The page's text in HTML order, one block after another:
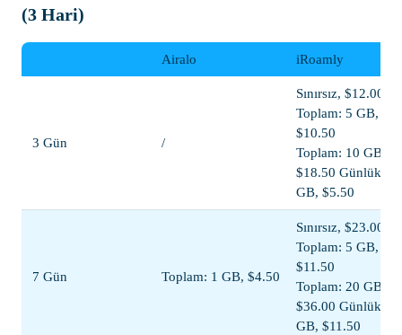
(3 Hari)
Airalo iRoamly
3 Gün /
Sınırsız, $12.00
Toplam: 5 GB,
$10.50
Toplam: 10 GB,
$18.50 Günlük: 1
GB, $5.50
7 Gün Toplam: 1 GB, $4.50
Sınırsız, $23.00
Toplam: 5 GB,
$11.50
Toplam: 20 GB,
$36.00 Günlük: 1
GB, $11.50